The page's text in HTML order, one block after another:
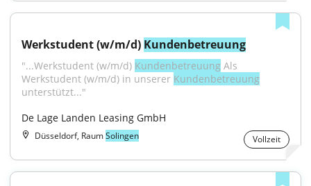
Werkstudent (w/m/d) Kundenbetreuung
"...Werkstudent (w/m/d) Kundenbetreuung Als
Werkstudent (w/m/d) in unserer Kundenbetreuung
unterstützt..."
De Lage Landen Leasing GmbH
Düsseldorf, RaumSolingen Vollzeit